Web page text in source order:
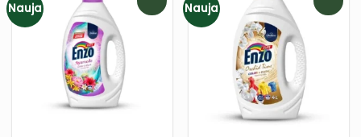
Nauja
PRIDĖTI
Į NORŲ
SĄRAŠĄ
Nauja
PRIDĖTI
Į NORŲ
SĄRAŠĄ